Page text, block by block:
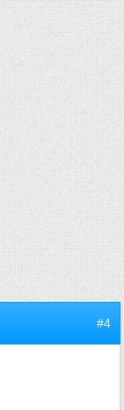
#4